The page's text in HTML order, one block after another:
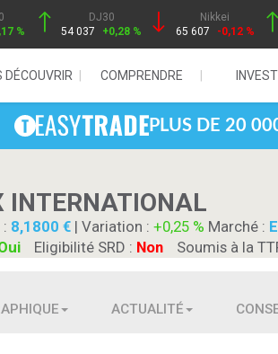
%
DJ30
54 037
+0,28 %
Nikkei
65 607
-0,12 %
DÉCOUVRIR COMPRENDRE
PLUS DE 20
INTERNATIONAL
8,1800 | Variation : +0,25 % Marché :
Eligibilité SRD : Non Soumis à la
ACTUALITÉ